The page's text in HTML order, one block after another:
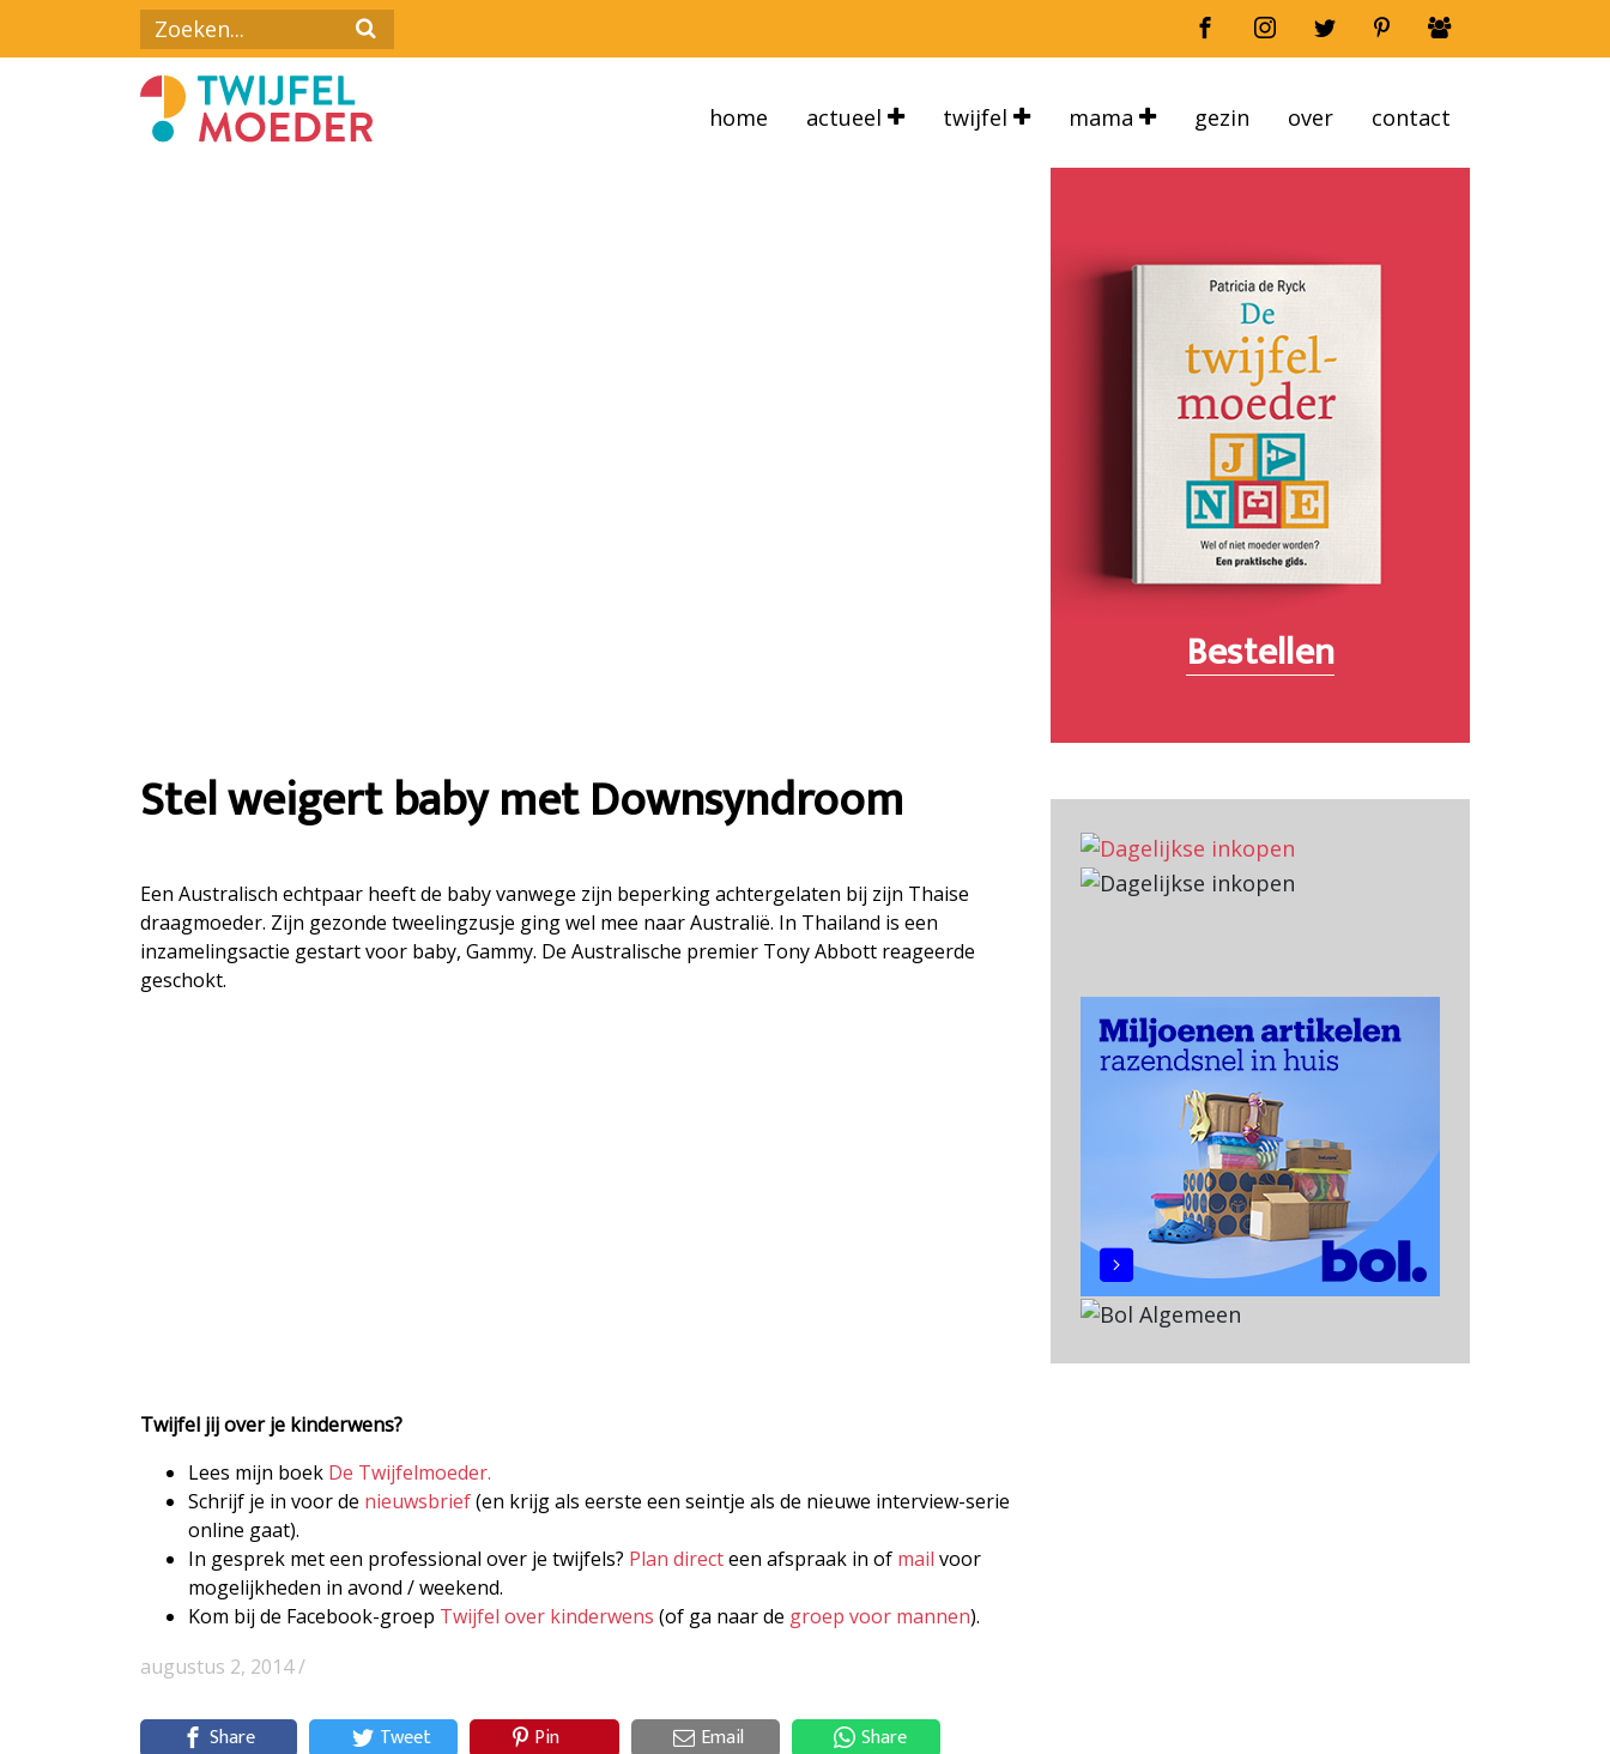
home actueel twijfel mama gezin over contact
Bestellen
Stel weigert baby met Downsyndroom
Een Australisch echtpaar heeft de baby vanwege zijn beperking achtergelaten bij zijn Thaise
draagmoeder. Zijn gezonde tweelingzusje ging wel mee naar Australië. In Thailand is een
inzamelingsactie gestart voor baby, Gammy. De Australische premier Tony Abbott reageerde
geschokt.
Twijfel jij over je kinderwens?
Lees mijn boek De Twijfelmoeder.
Schrijf je in voor de nieuwsbrief(en krijg als eerste een seintje als de nieuwe interview-serie
online gaat).
In gesprek met een professional over je twijfels? Plan directeen afspraak in of mail voor
mogelijkheden in avond / weekend.
Kom bij de Facebook-groep Twijfel over kinderwens (of ga naar de groep voor mannen).
augustus 2, 2014 /
Share Tweet Pin Email Share